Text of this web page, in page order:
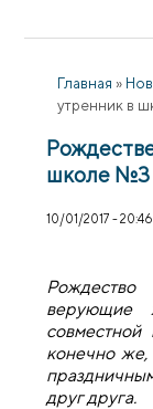
Главная »
утренник в
школе №3
10/01/2017 - 20:46
верующие
совместной
конечно же,
друг друга.